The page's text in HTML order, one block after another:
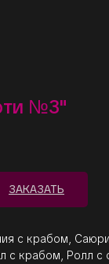
№3"
ЗАКАЗАТЬ
с крабом,
с крабом, Ролл с